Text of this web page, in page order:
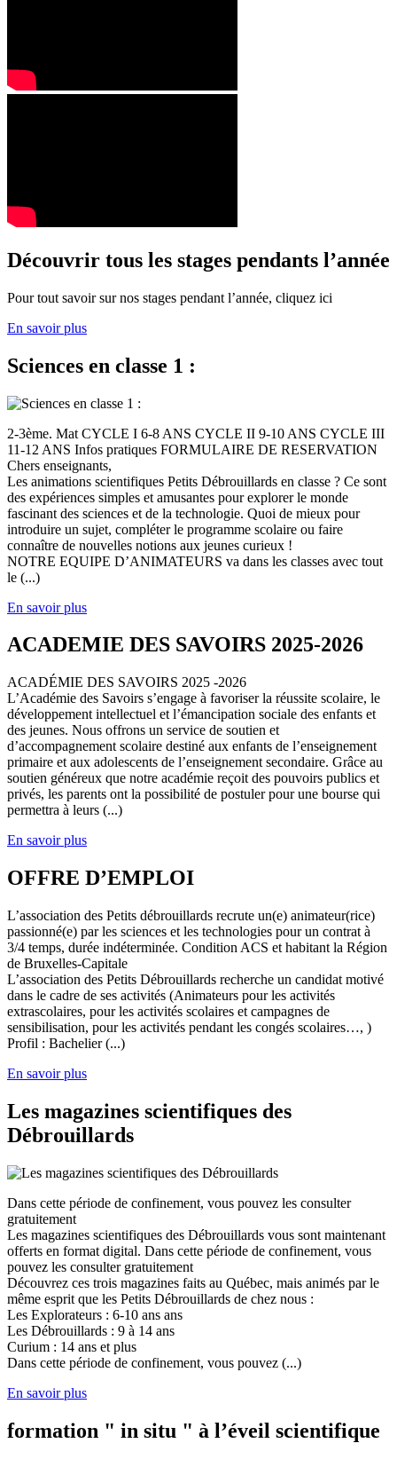
Découvrir tous les stages pendants l’année
Pour tout savoir sur nos stages pendant l’année, cliquez ici
En savoir plus
Sciences en classe 1 :
2-3ème. Mat CYCLE I 6-8 ANS CYCLE II 9-10 ANS CYCLE III
11-12 ANS Infos pratiques FORMULAIRE DE RESERVATION
Chers enseignants,
Les animations scientifiques Petits Débrouillards en classe ? Ce sont
des expériences simples et amusantes pour explorer le monde
fascinant des sciences et de la technologie. Quoi de mieux pour
introduire un sujet, compléter le programme scolaire ou faire
connaître de nouvelles notions aux jeunes curieux !
NOTRE EQUIPE D’ANIMATEURS va dans les classes avec tout
le (...)
En savoir plus
ACADEMIE DES SAVOIRS 2025-2026
ACADÉMIE DES SAVOIRS 2025 -2026
L’Académie des Savoirs s’engage à favoriser la réussite scolaire, le
développement intellectuel et l’émancipation sociale des enfants et
des jeunes. Nous offrons un service de soutien et
d’accompagnement scolaire destiné aux enfants de l’enseignement
primaire et aux adolescents de l’enseignement secondaire. Grâce au
soutien généreux que notre académie reçoit des pouvoirs publics et
privés, les parents ont la possibilité de postuler pour une bourse qui
permettra à leurs (...)
En savoir plus
OFFRE D’EMPLOI
L’association des Petits débrouillards recrute un(e) animateur(rice)
passionné(e) par les sciences et les technologies pour un contrat à
3/4 temps, durée indéterminée. Condition ACS et habitant la Région
de Bruxelles-Capitale
L’association des Petits Débrouillards recherche un candidat motivé
dans le cadre de ses activités (Animateurs pour les activités
extrascolaires, pour les activités scolaires et campagnes de
sensibilisation, pour les activités pendant les congés scolaires…, )
Profil : Bachelier (...)
En savoir plus
Les magazines scientifiques des
Débrouillards
Dans cette période de confinement, vous pouvez les consulter
gratuitement
Les magazines scientifiques des Débrouillards vous sont maintenant
offerts en format digital. Dans cette période de confinement, vous
pouvez les consulter gratuitement
Découvrez ces trois magazines faits au Québec, mais animés par le
même esprit que les Petits Débrouillards de chez nous :
Les Explorateurs : 6-10 ans ans
Les Débrouillards : 9 à 14 ans
Curium : 14 ans et plus
Dans cette période de confinement, vous pouvez (...)
En savoir plus
formation " in situ " à l’éveil scientifique